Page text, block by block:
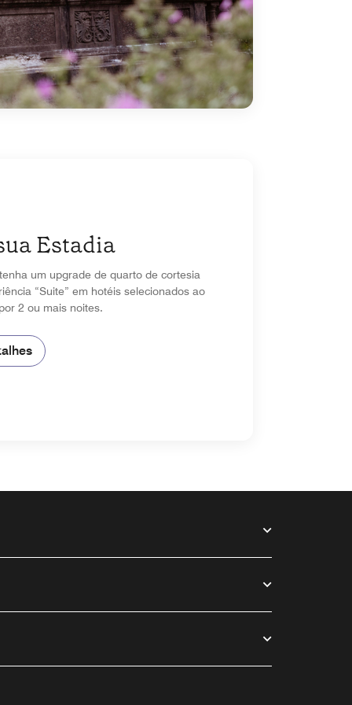
Estadia
um upgrade de quarto de cortesia
“Suite” em hotéis selecionados ao
2 ou mais noites.